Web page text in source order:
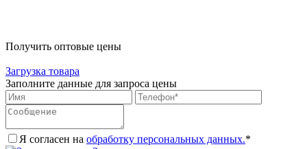
Получить оптовые цены
Загрузка товара
Заполните данные для запроса цены
Я согласен на обработку персональных данных.*